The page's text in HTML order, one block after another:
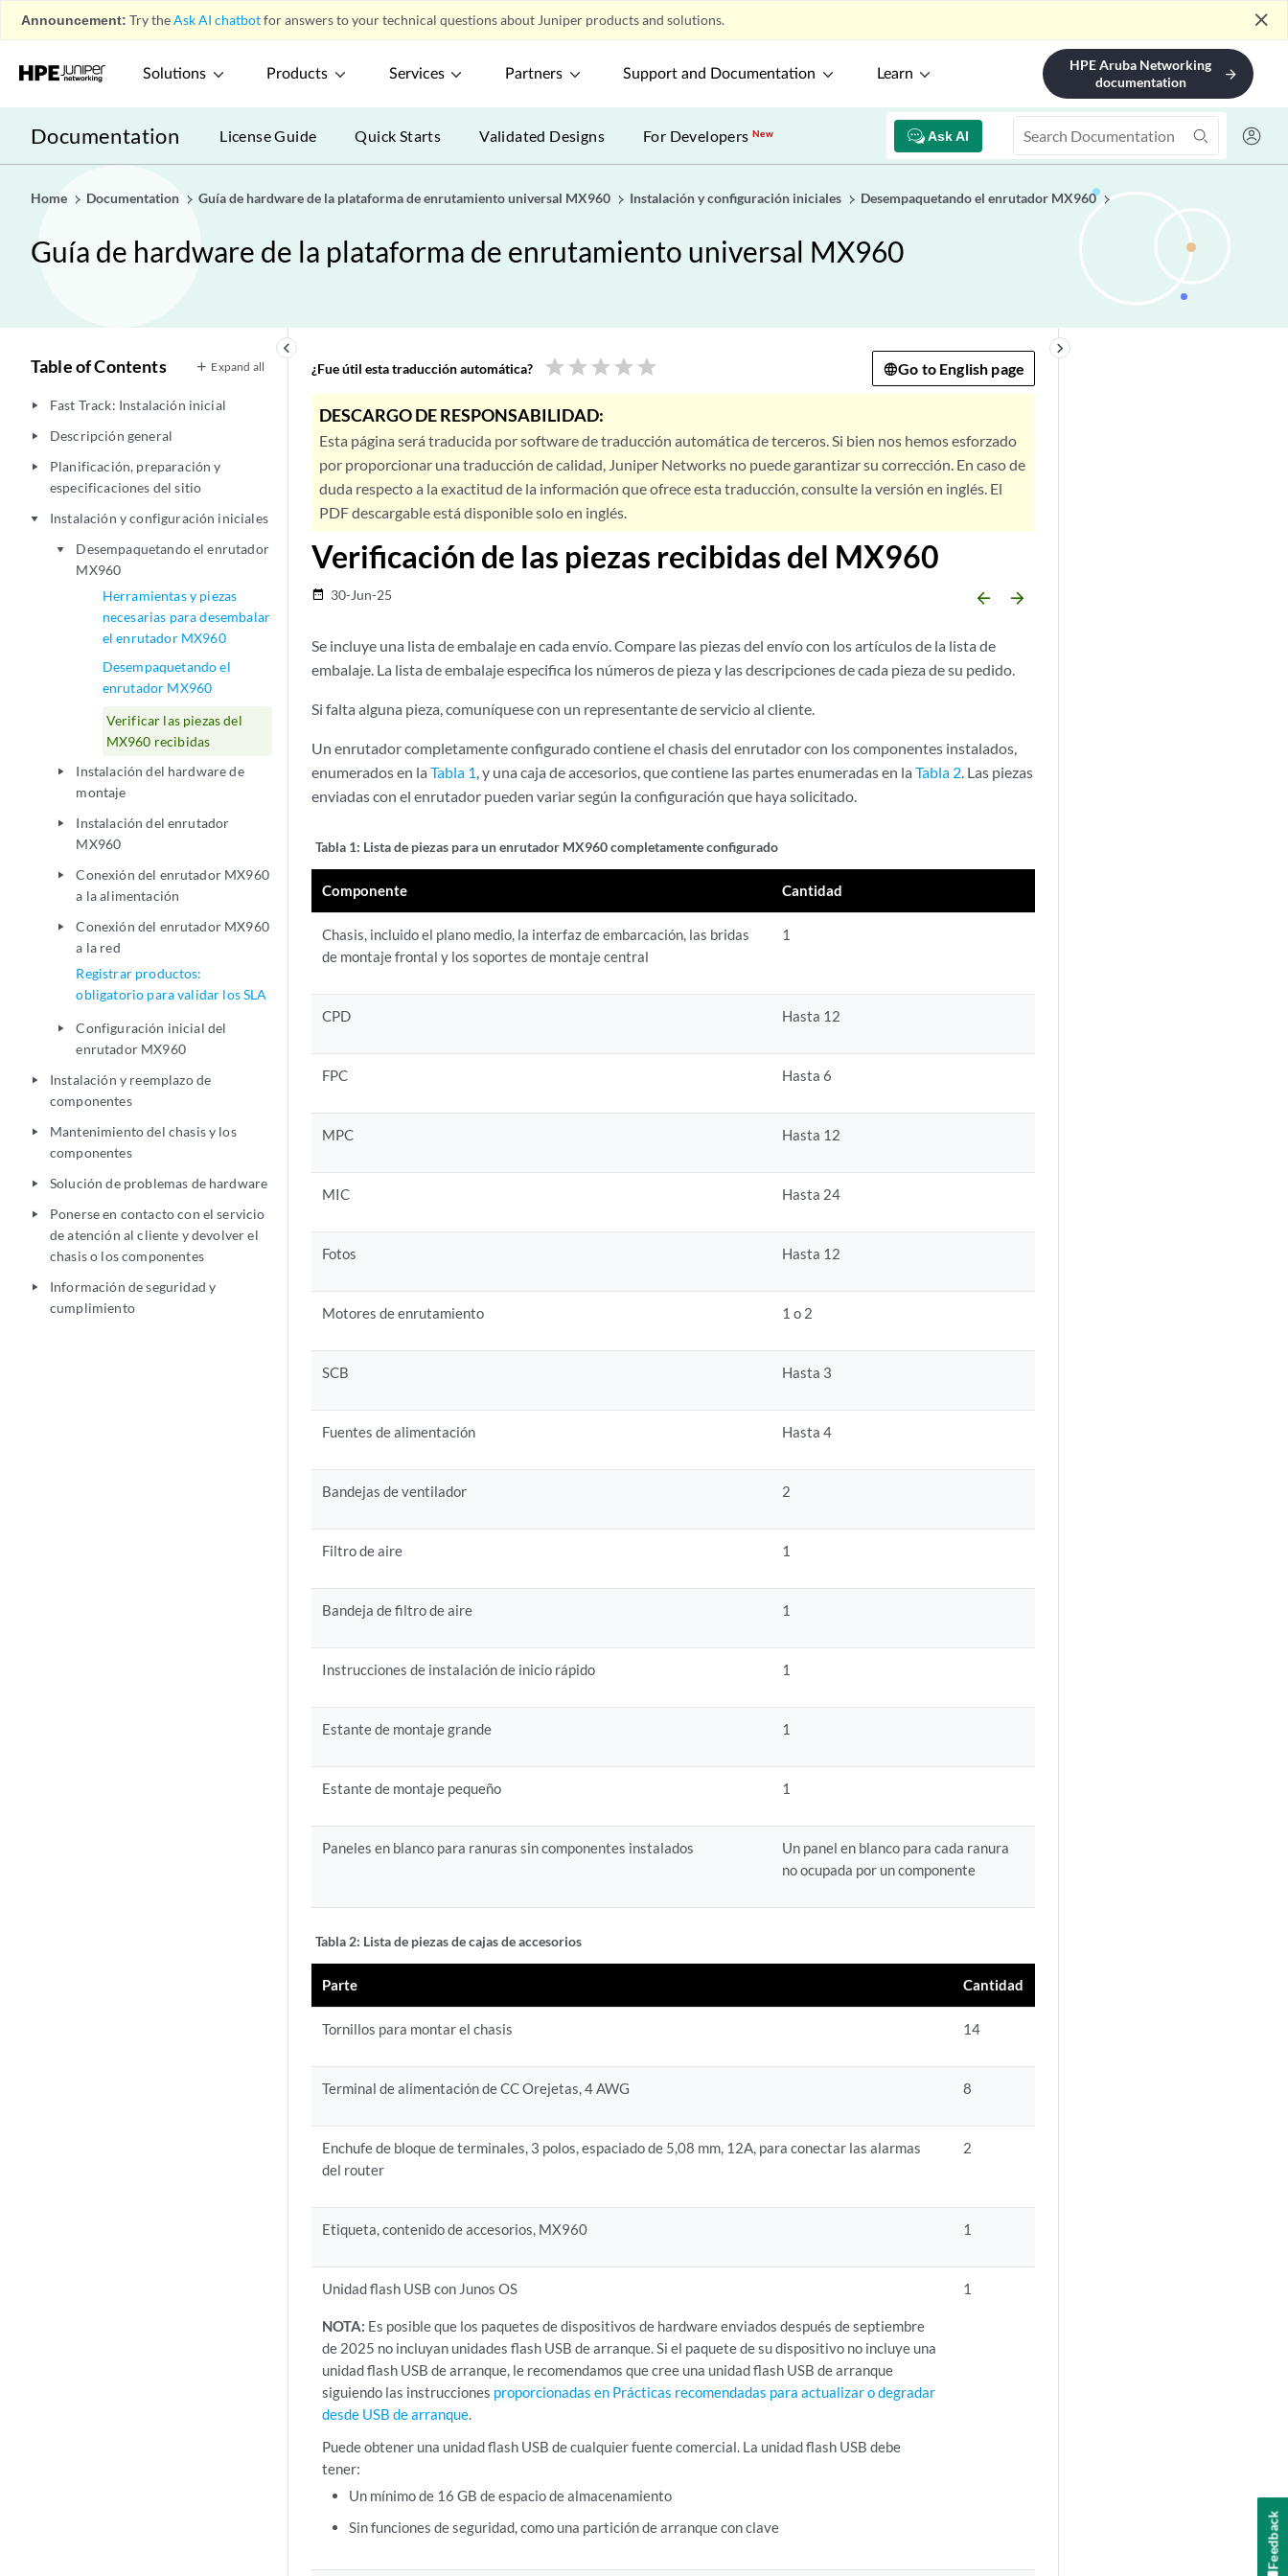
Announcement: Try theAsk AI chatbotfor answers to your technical questions about Juniper products and solutions. close
Solutions Products Services Partners Support and Documentation Learn
HPE Aruba Networking
documentation
arrow_forward
Documentation Ask AI
License Guide Quick Starts Validated Designs For DevelopersNew
Home Documentation Guía de hardware de la plataforma de enrutamiento universal MX960 Instalación y configuración iniciales Desempaquetando el enrutador MX960
Guía de hardware de la plataforma de enrutamiento universal MX960
keyboard_arrow_left
Table of Contents Expand all
play_arrow Fast Track: Instalación inicial
play_arrow Descripción general
play_arrow
Planificación, preparación y
especificaciones del sitio
play_arrow Instalación y configuración iniciales
play_arrow
Desempaquetando el enrutador
MX960
Herramientas y piezas
necesarias para desembalar
el enrutador MX960
Desempaquetando el
enrutador MX960
Verificar las piezas del
MX960 recibidas
play_arrow
Instalación del hardware de
montaje
play_arrow
Instalación del enrutador
MX960
play_arrow
Conexión del enrutador MX960
a la alimentación
play_arrow
Conexión del enrutador MX960
a la red
Registrar productos:
obligatorio para validar los SLA
play_arrow
Configuración inicial del
enrutador MX960
play_arrow
Instalación y reemplazo de
componentes
play_arrow
Mantenimiento del chasis y los
componentes
play_arrow Solución de problemas de hardware
play_arrow
Ponerse en contacto con el servicio
de atención al cliente y devolver el
chasis o los componentes
play_arrow
Información de seguridad y
cumplimiento
keyboard_arrow_right
¿Fue útil esta traducción automática? star star star star star Go to English page
DESCARGO DE RESPONSABILIDAD:
Esta página será traducida por software de traducción automática de terceros. Si bien nos hemos esforzado
por proporcionar una traducción de calidad, Juniper Networks no puede garantizar su corrección. En caso de
duda respecto a la exactitud de la información que ofrece esta traducción, consulte la versión en inglés. El
PDF descargable está disponible solo en inglés.
Verificación de las piezas recibidas del MX960
date_range 30-Jun-25 arrow_backward arrow_forward
Se incluye una lista de embalaje en cada envío. Compare las piezas del envío con los artículos de la lista de
embalaje. La lista de embalaje especifica los números de pieza y las descripciones de cada pieza de su pedido.
Si falta alguna pieza, comuníquese con un representante de servicio al cliente.
Un enrutador completamente configurado contiene el chasis del enrutador con los componentes instalados,
enumerados en la Tabla 1, y una caja de accesorios, que contiene las partes enumeradas en la Tabla 2. Las piezas
enviadas con el enrutador pueden variar según la configuración que haya solicitado.
Tabla 1: Lista de piezas para un enrutador MX960 completamente configurado
Componente Cantidad
Chasis, incluido el plano medio, la interfaz de embarcación, las bridas
de montaje frontal y los soportes de montaje central
1
CPD Hasta 12
FPC Hasta 6
MPC Hasta 12
MIC Hasta 24
Fotos Hasta 12
Motores de enrutamiento 1 o 2
SCB Hasta 3
Fuentes de alimentación Hasta 4
Bandejas de ventilador 2
Filtro de aire 1
Bandeja de filtro de aire 1
Instrucciones de instalación de inicio rápido 1
Estante de montaje grande 1
Estante de montaje pequeño 1
Paneles en blanco para ranuras sin componentes instalados
Un panel en blanco para cada ranura
no ocupada por un componente
Tabla 2: Lista de piezas de cajas de accesorios
Parte Cantidad
Tornillos para montar el chasis 14
Terminal de alimentación de CC Orejetas, 4 AWG 8
Enchufe de bloque de terminales, 3 polos, espaciado de 5,08 mm, 12A, para conectar las alarmas
del router
2
Etiqueta, contenido de accesorios, MX960 1
Unidad flash USB con Junos OS
NOTA: Es posible que los paquetes de dispositivos de hardware enviados después de septiembre
de 2025 no incluyan unidades flash USB de arranque. Si el paquete de su dispositivo no incluye una
unidad flash USB de arranque, le recomendamos que cree una unidad flash USB de arranque
siguiendo las instrucciones proporcionadas en Prácticas recomendadas para actualizar o degradar
desde USB de arranque.
Puede obtener una unidad flash USB de cualquier fuente comercial. La unidad flash USB debe
tener:
Un mínimo de 16 GB de espacio de almacenamiento
Sin funciones de seguridad, como una partición de arranque con clave
1
Feedback